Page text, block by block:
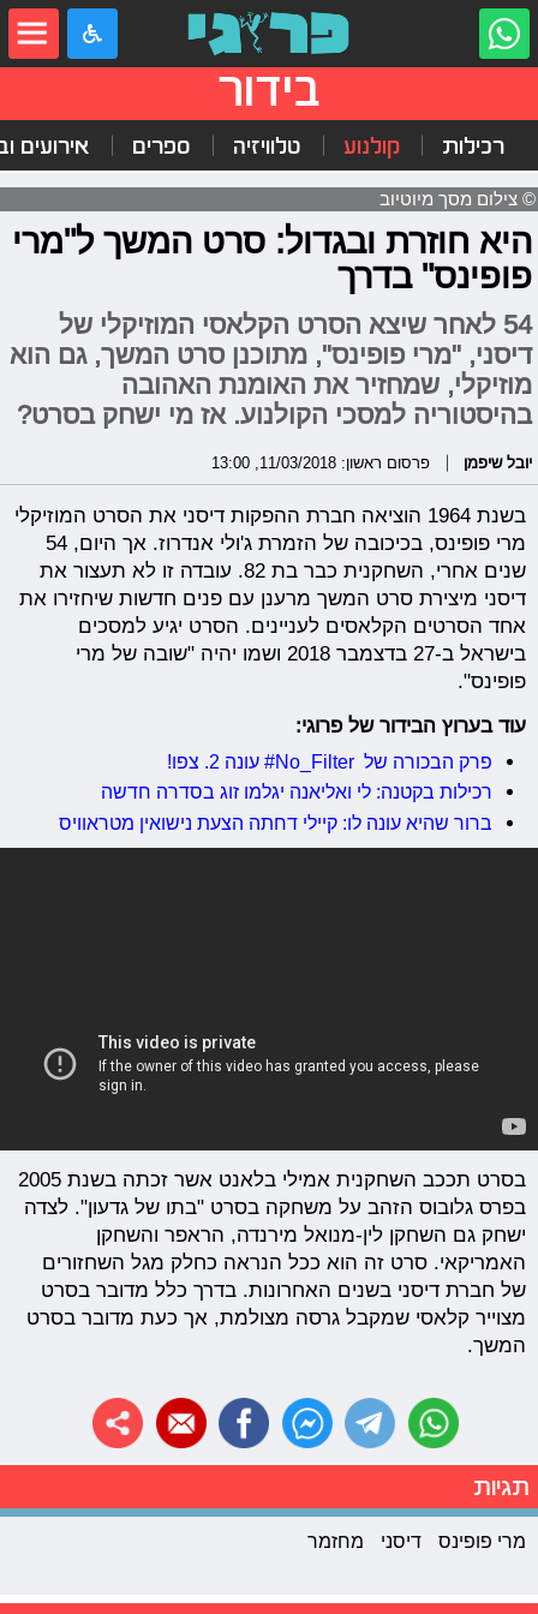
בידור
רכילות קולנוע טלוויזיה ספרים אירועים
© צילום מסך מיוטיוב
היא חוזרת ובגדול: סרט המשך ל"מרי
פופינס" בדרך
54 לאחר שיצא הסרט הקלאסי המוזיקלי של
דיסני, "מרי פופינס", מתוכנן סרט המשך, גם הוא
מוזיקלי, שמחזיר את האומנת האהובה
בהיסטוריה למסכי הקולנוע. אז מי ישחק בסרט?
יובל שיפמן פרסום ראשון: 11/03/2018, 13:00
בשנת 1964 הוציאה חברת ההפקות דיסני את הסרט המוזיקלי
מרי פופינס, בכיכובה של הזמרת ג'ולי אנדרוז. אך היום, 54
שנים אחרי, השחקנית כבר בת 82. עובדה זו לא תעצור את
דיסני מיצירת סרט המשך מרענן עם פנים חדשות שיחזירו את
אחד הסרטים הקלאסים לעניינים. הסרט יגיע למסכים
בישראל ב-27 בדצמבר 2018 ושמו יהיה "שובה של מרי
פופינס".
עוד בערוץ הבידור של פרוגי:
פרק הבכורה של No_Filter# עונה 2. צפו!
רכילות בקטנה: לי ואליאנה יגלמו זוג בסדרה חדשה
ברור שהיא עונה לו: קיילי דחתה הצעת נישואין מטראוויס
בסרט תככב השחקנית אמילי בלאנט אשר זכתה בשנת 2005
בפרס גלובוס הזהב על משחקה בסרט "בתו של גדעון". לצדה
ישחק גם השחקן לין-מנואל מירנדה, הראפר והשחקן
האמריקאי. סרט זה הוא ככל הנראה כחלק מגל השחזורים
של חברת דיסני בשנים האחרונות. בדרך כלל מדובר בסרט
מצוייר קלאסי שמקבל גרסה מצולמת, אך כעת מדובר בסרט
המשך.
תגיות
מרי פופינס דיסני מחזמר